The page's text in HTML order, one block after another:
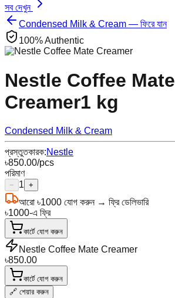
সব দেখুন
Condensed Milk & Cream — ফিরে যান
100% Authentic
Nestle Coffee Mate
Creamer1 kg
Condensed Milk & Cream
প্রস্তুতকারক:Nestle
৳850.00/pcs
পরিমাণ
− 1 +
আরো ৳1000 যোগ করুন → ফ্রি ডেলিভারি
৳1000-এ ফ্রি
কার্টে যোগ করুন
Nestle Coffee Mate Creamer
৳850.00
কার্টে যোগ করুন
🔗 শেয়ার করুন